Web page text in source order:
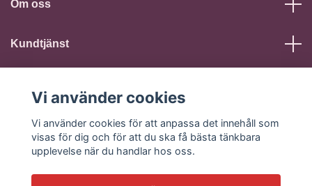
Om oss
Kundtjänst
Sociala medier
Vi använder cookies
Vi använder cookies för att anpassa det innehåll som
visas för dig och för att du ska få bästa tänkbara
upplevelse när du handlar hos oss.